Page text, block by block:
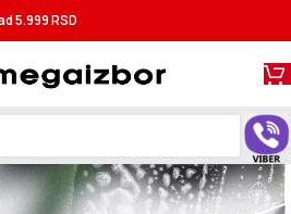
5.999 RSD